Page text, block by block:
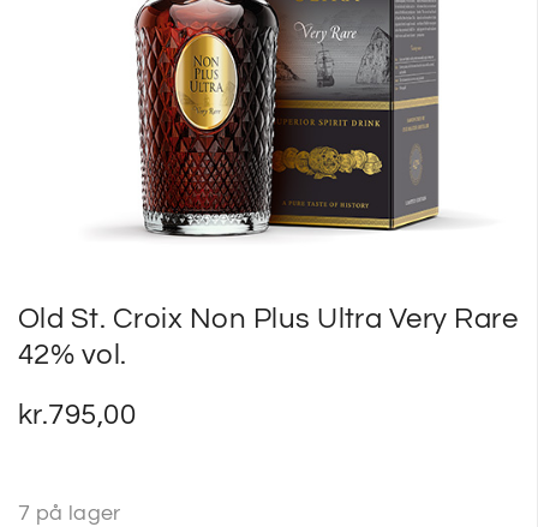
Old St. Croix Non Plus Ultra Very Rare
42% vol.
kr.795,00
7 på lager